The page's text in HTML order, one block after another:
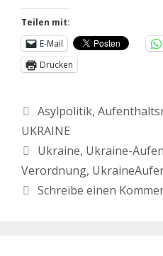
Teilen mit:
E-Mail
Drucken
Asylpolitik,
UKRAINE
Ukraine, Ukraine-
Verordnung,
Schreibe einen